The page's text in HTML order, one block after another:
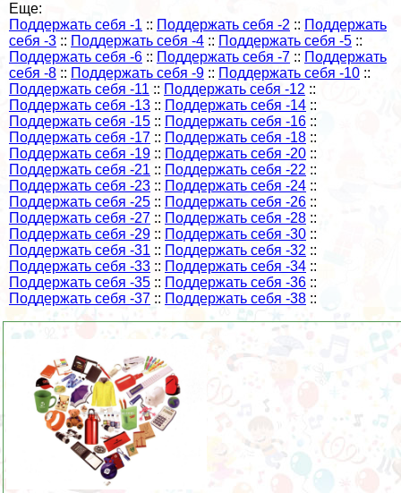
Еще:
Поддержать себя -1 :: Поддержать себя -2 :: Поддержать
себя -3 :: Поддержать себя -4 :: Поддержать себя -5 ::
Поддержать себя -6 :: Поддержать себя -7 :: Поддержать
себя -8 :: Поддержать себя -9 :: Поддержать себя -10 ::
Поддержать себя -11 :: Поддержать себя -12 ::
Поддержать себя -13 :: Поддержать себя -14 ::
Поддержать себя -15 :: Поддержать себя -16 ::
Поддержать себя -17 :: Поддержать себя -18 ::
Поддержать себя -19 :: Поддержать себя -20 ::
Поддержать себя -21 :: Поддержать себя -22 ::
Поддержать себя -23 :: Поддержать себя -24 ::
Поддержать себя -25 :: Поддержать себя -26 ::
Поддержать себя -27 :: Поддержать себя -28 ::
Поддержать себя -29 :: Поддержать себя -30 ::
Поддержать себя -31 :: Поддержать себя -32 ::
Поддержать себя -33 :: Поддержать себя -34 ::
Поддержать себя -35 :: Поддержать себя -36 ::
Поддержать себя -37 :: Поддержать себя -38 ::